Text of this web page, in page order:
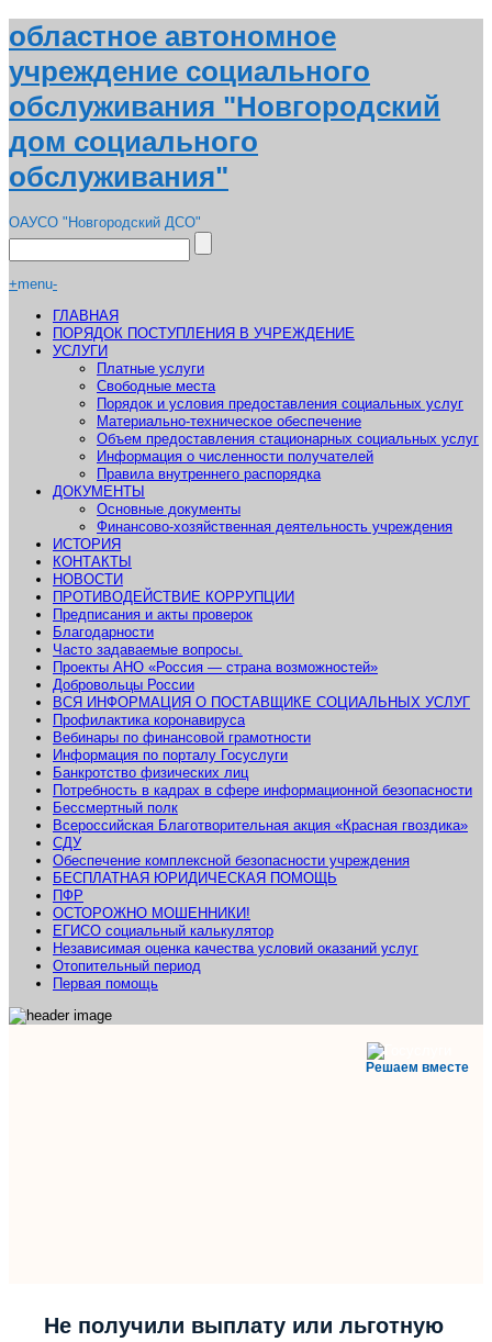
областное автономное
учреждение социального
обслуживания "Новгородский
дом социального
обслуживания"
ОАУСО "Новгородский ДСО"
+menu-
ГЛАВНАЯ
ПОРЯДОК ПОСТУПЛЕНИЯ В УЧРЕЖДЕНИЕ
УСЛУГИ
Платные услуги
Свободные места
Порядок и условия предоставления социальных услуг
Материально-техническое обеспечение
Объем предоставления стационарных социальных услуг
Информация о численности получателей
Правила внутреннего распорядка
ДОКУМЕНТЫ
Основные документы
Финансово-хозяйственная деятельность учреждения
ИСТОРИЯ
КОНТАКТЫ
НОВОСТИ
ПРОТИВОДЕЙСТВИЕ КОРРУПЦИИ
Предписания и акты проверок
Благодарности
Часто задаваемые вопросы.
Проекты АНО «Россия — страна возможностей»
Добровольцы России
ВСЯ ИНФОРМАЦИЯ О ПОСТАВЩИКЕ СОЦИАЛЬНЫХ УСЛУГ
Профилактика коронавируса
Вебинары по финансовой грамотности
Информация по порталу Госуслуги
Банкротство физических лиц
Потребность в кадрах в сфере информационной безопасности
Бессмертный полк
Всероссийская Благотворительная акция «Красная гвоздика»
СДУ
Обеспечение комплексной безопасности учреждения
БЕСПЛАТНАЯ ЮРИДИЧЕСКАЯ ПОМОЩЬ
ПФР
ОСТОРОЖНО МОШЕННИКИ!
ЕГИСО социальный калькулятор
Независимая оценка качества условий оказаний услуг
Отопительный период
Первая помощь
Решаем вместе
Не получили выплату или льготную